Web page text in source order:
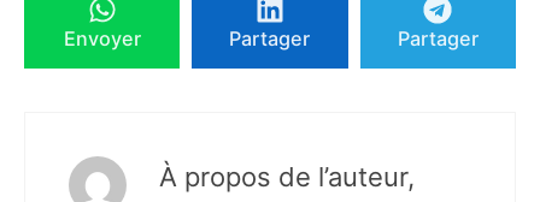
Envoyer Partager Partager
À propos de l’auteur,